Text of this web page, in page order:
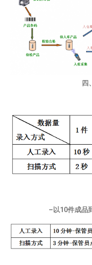
四
–以10件成品